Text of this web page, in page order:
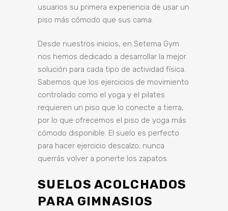
usuarios su primera experiencia de usar un
piso más cómodo que sus cama.
Desde nuestros inicios, en Setema Gym
nos hemos dedicado a desarrollar la mejor
solución para cada tipo de actividad física.
Sabemos que los ejercicios de movimiento
controlado como el yoga y el pilates
requieren un piso que lo conecte a tierra,
por lo que ofrecemos el piso de yoga más
cómodo disponible. El suelo es perfecto
para hacer ejercicio descalzo; nunca
querrás volver a ponerte los zapatos.
SUELOS ACOLCHADOS
PARA GIMNASIOS